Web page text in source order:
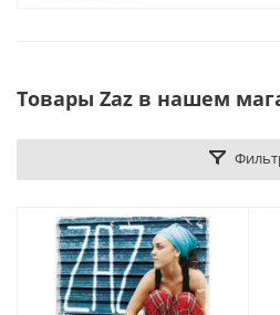
Товары Zaz в нашем